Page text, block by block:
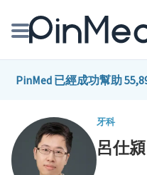
線上預約醫師、院所
醫師專欄專訪
健康主題館
PinMed 已經成功幫助
牙科
呂仕潁